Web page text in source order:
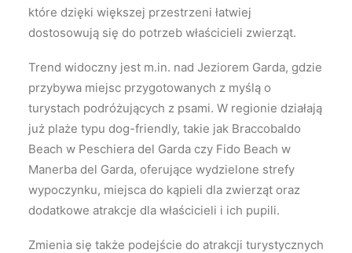
które dzięki większej przestrzeni łatwiej
dostosowują się do potrzeb właścicieli zwierząt.
Trend widoczny jest m.in. nad Jeziorem Garda, gdzie
przybywa miejsc przygotowanych z myślą o
turystach podróżujących z psami. W regionie działają
już plaże typu dog-friendly, takie jak Braccobaldo
Beach w Peschiera del Garda czy Fido Beach w
Manerba del Garda, oferujące wydzielone strefy
wypoczynku, miejsca do kąpieli dla zwierząt oraz
dodatkowe atrakcje dla właścicieli i ich pupili.
Zmienia się także podejście do atrakcji turystycznych